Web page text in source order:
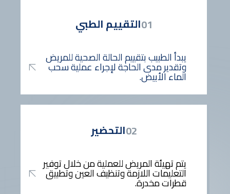
01التقييم الطبي
يبدأ الطبيب بتقييم الحالة الصحية للمريض
وتقدير مدى الحاجة لإجراء عملية سحب
الماء الأبيض.
02التحضير
يتم تهيئة المريض للعملية من خلال توفير
التعليمات اللازمة وتنظيف العين وتطبيق
قطرات مخدرة.